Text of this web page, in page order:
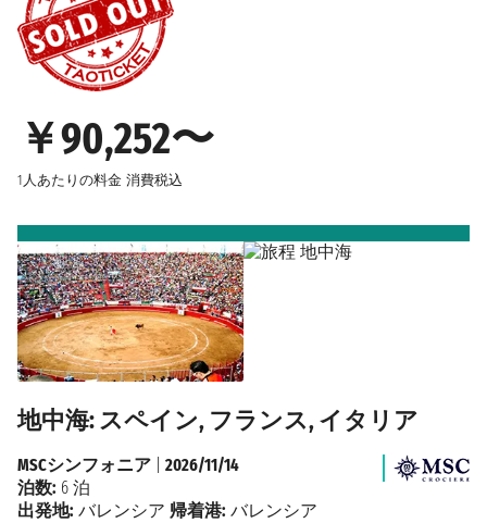
￥90,252〜
1人あたりの料金 消費税込
地中海: スペイン, フランス, イタリア
MSCシンフォニア
2026/11/14
泊数: 6 泊
出発地: バレンシア 帰着港: バレンシア